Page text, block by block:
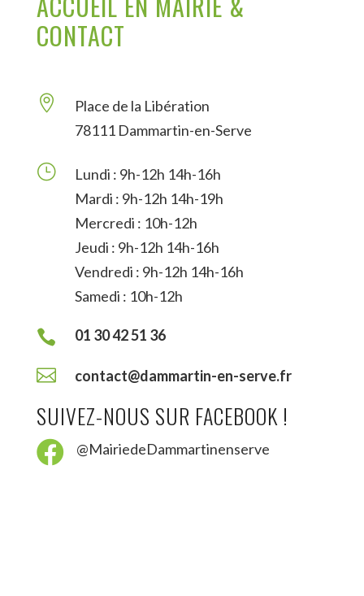
CONTACT

Place de la Libération
78111 Dammartin-en-Serve
}
Lundi : 9h-12h 14h-16h
Mardi : 9h-12h 14h-19h
Mercredi : 10h-12h
Jeudi : 9h-12h 14h-16h
Vendredi : 9h-12h 14h-16h
Samedi : 10h-12h
 01 30 42 51 36
 contact@dammartin-en-serve.fr
SUIVEZ-NOUS SUR FACEBOOK !
 @MairiedeDammartinenserve